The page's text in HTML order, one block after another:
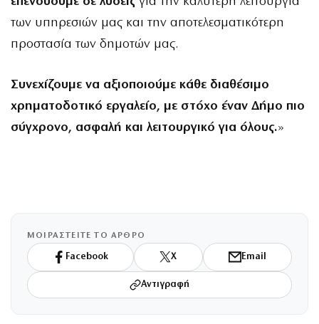
των υπηρεσιών μας και την αποτελεσματικότερη
προστασία των δημοτών μας.
Συνεχίζουμε να αξιοποιούμε κάθε διαθέσιμο
χρηματοδοτικό εργαλείο, με στόχο έναν Δήμο πιο
σύγχρονο, ασφαλή και λειτουργικό για όλους.»
ΜΟΙΡΑΣΤΕΙΤΕ ΤΟ ΑΡΘΡΟ
Facebook X Email
Αντιγραφή